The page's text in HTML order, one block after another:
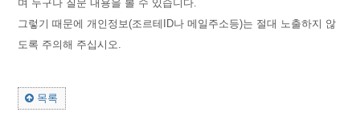
며 누구나 질문 내용을 볼 수 있습니다.
그렇기 때문에 개인정보(조르테ID나 메일주소등)는 절대 노출하지 않
도록 주의해 주십시오.
목록